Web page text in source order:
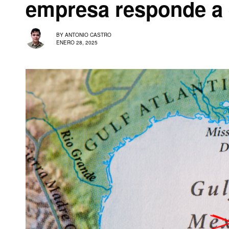
empresa responde
BY ANTONIO CASTRO
ENERO 28, 2025